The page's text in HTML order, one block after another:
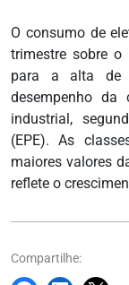
O consumo de
trimestre sobre o
para a alta de
desempenho
industrial,
(EPE). As
maiores valores
reflete o
Compartilhe: